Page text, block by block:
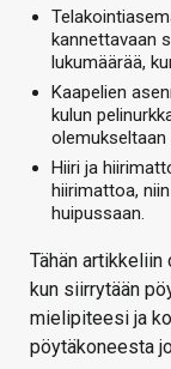
kannettavaan
lukumäärää,
Kaapelien
kulun
olemukseltaan
Hiiri ja
hiirimattoa,
huipussaan.
Tähän
kun siirrytään
mielipiteesi ja
pöytäkoneesta